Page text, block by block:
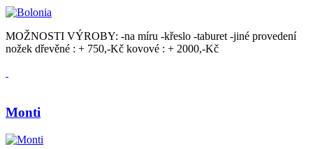
MOŽNOSTI VÝROBY: -na míru -křeslo -taburet -jiné provedení
nožek dřevěné : + 750,-Kč kovové : + 2000,-Kč
Monti